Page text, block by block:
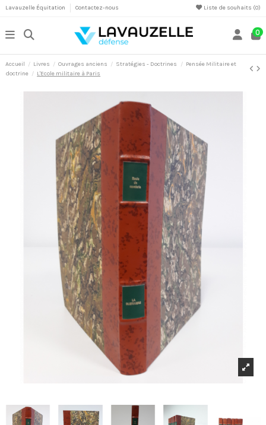
Lavauzelle Équitation Contactez-nous Liste de souhaits (0)
0
Accueil Livres Ouvrages anciens Stratégies - Doctrines
Pensée Militaire et
doctrine
L'Ecole militaire à Paris